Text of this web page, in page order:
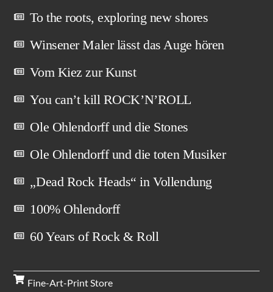
To the roots, exploring new shores
Winsener Maler lässt das Auge hören
Vom Kiez zur Kunst
You can’t kill ROCK’N’ROLL
Ole Ohlendorff und die Stones
Ole Ohlendorff und die toten Musiker
„Dead Rock Heads“ in Vollendung
100% Ohlendorff
60 Years of Rock & Roll
Fine-Art-Print Store